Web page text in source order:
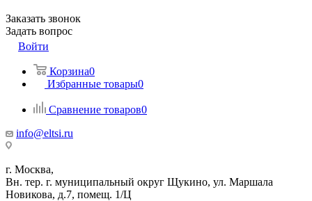
Заказать звонок
Задать вопрос
Войти
Корзина0
Избранные товары0
Сравнение товаров0
info@eltsi.ru
г. Москва,
Вн. тер. г. муниципальный округ Щукино, ул. Маршала
Новикова, д.7, помещ. 1/Ц